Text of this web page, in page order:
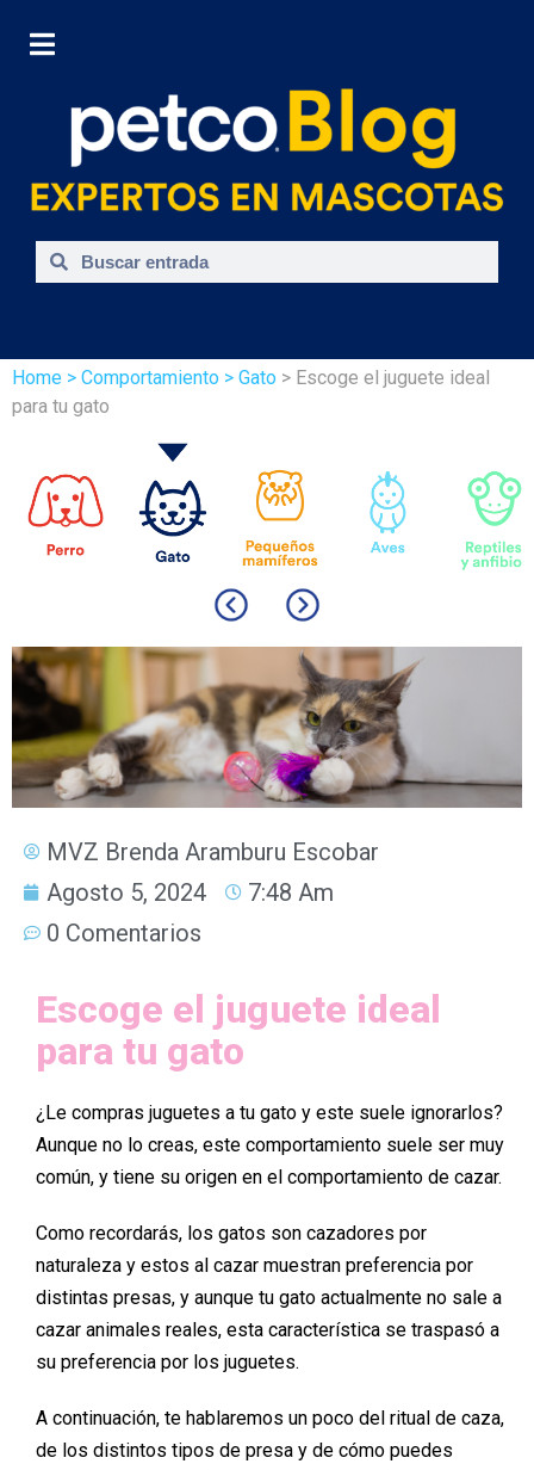
Home > Comportamiento > Gato > Escoge el juguete ideal
para tu gato
MVZ Brenda Aramburu Escobar
Agosto 5, 2024
7:48 Am
0 Comentarios
Escoge el juguete ideal
para tu gato
¿Le compras juguetes a tu gato y este suele ignorarlos?
Aunque no lo creas, este comportamiento suele ser muy
común, y tiene su origen en el comportamiento de cazar.
Como recordarás, los gatos son cazadores por
naturaleza y estos al cazar muestran preferencia por
distintas presas, y aunque tu gato actualmente no sale a
cazar animales reales, esta característica se traspasó a
su preferencia por los juguetes.
A continuación, te hablaremos un poco del ritual de caza,
de los distintos tipos de presa y de cómo puedes